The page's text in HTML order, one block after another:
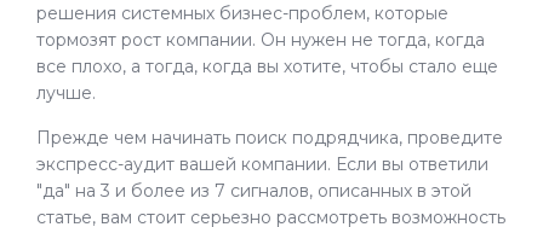
решения системных бизнес-проблем, которые
тормозят рост компании. Он нужен не тогда, когда
все плохо, а тогда, когда вы хотите, чтобы стало еще
лучше.
Прежде чем начинать поиск подрядчика, проведите
экспресс-аудит вашей компании. Если вы ответили
"да" на 3 и более из 7 сигналов, описанных в этой
статье, вам стоит серьезно рассмотреть возможность